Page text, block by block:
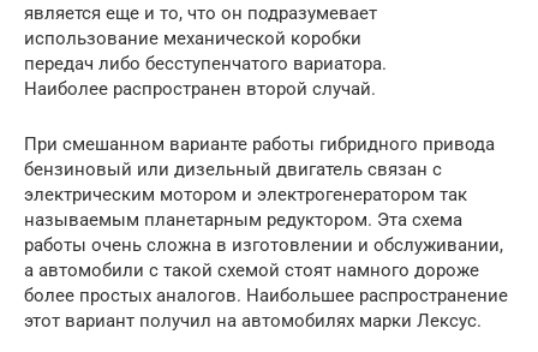
является еще и то, что он подразумевает
использование механической коробки
передач либо бесступенчатого вариатора.
Наиболее распространен второй случай.
При смешанном варианте работы гибридного привода
бензиновый или дизельный двигатель связан с
электрическим мотором и электрогенератором так
называемым планетарным редуктором. Эта схема
работы очень сложна в изготовлении и обслуживании,
а автомобили с такой схемой стоят намного дороже
более простых аналогов. Наибольшее распространение
этот вариант получил на автомобилях марки Лексус.